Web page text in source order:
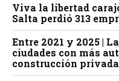
Viva la libertad
Salta perdió 313
Entre 2021 y 2025 |
ciudades con más
construcción privada